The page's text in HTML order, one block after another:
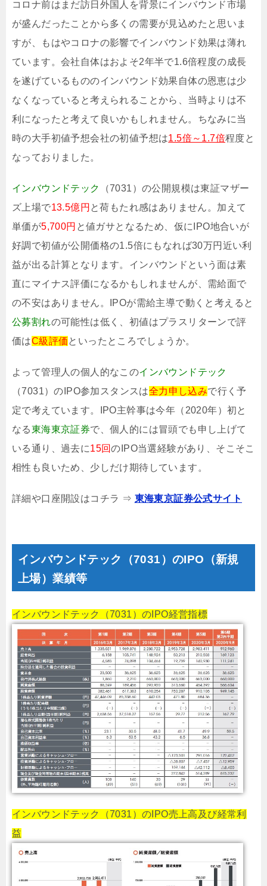
コロナ前はまだ訪日外国人を背景にインバウンド市場
が盛んだったことから多くの需要が見込めたと思いま
すが、もはやコロナの影響でインバウンド効果は薄れ
ています。会社自体はおよそ2年半で1.6倍程度の成長
を遂げているもののインバウンド効果自体の恩恵は少
なくなっていると考えられることから、当時よりは不
利になったと考えて良いかもしれません。ちなみに当
時の大手初値予想会社の初値予想は1.5倍～1.7倍程度と
なっておりました。
インバウンドテック
（7031）の公開規模は東証マザー
ズ上場で13.5億円 と荷もたれ感はありません。加えて
単価が5,700円 と値ガサとなるため、仮にIPO地合いが
好調で初値が公開価格の1.5倍にもなれば30万円近い利
益が出る計算となります。インバウンドという面は素
直にマイナス評価になるかもしれませんが、需給面で
の不安はありません。IPOが需給主導で動くと考えると
公募割れの可能性は低く、初値はプラスリターンで評
価はC級評価といったところでしょうか。
よって管理人の個人的なこのインバウンドテック
（7031）のIPO参加スタンスは全力申し込みで行く予
定で考えています。IPO主幹事は今年（2020年）初と
なる東海東京証券で、個人的には冒頭でも申し上げて
いる通り、過去に15回のIPO当選経験があり、そこそこ
相性も良いため、少しだけ期待しています。
詳細や口座開設はコチラ ⇒ 東海東京証券公式サイト
インバウンドテック（7031）のIPO（新規
上場）業績等
インバウンドテック（7031）のIPO経営指標
インバウンドテック（7031）のIPO売上高及び経常利
益